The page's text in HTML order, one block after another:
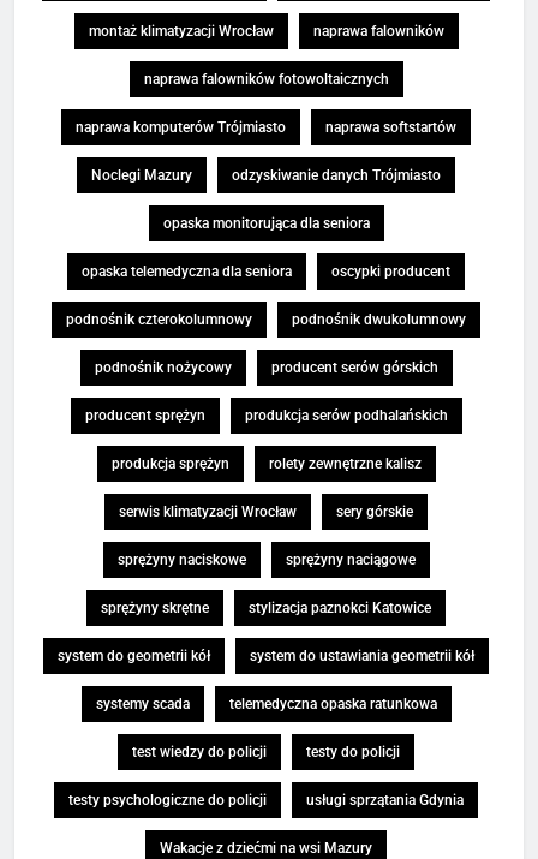
montaż klimatyzacji Wrocław naprawa falowników
naprawa falowników fotowoltaicznych
naprawa komputerów Trójmiasto naprawa softstartów
Noclegi Mazury odzyskiwanie danych Trójmiasto
opaska monitorująca dla seniora
opaska telemedyczna dla seniora oscypki producent
podnośnik czterokolumnowy podnośnik dwukolumnowy
podnośnik nożycowy producent serów górskich
producent sprężyn produkcja serów podhalańskich
produkcja sprężyn rolety zewnętrzne kalisz
serwis klimatyzacji Wrocław sery górskie
sprężyny naciskowe sprężyny naciągowe
sprężyny skrętne stylizacja paznokci Katowice
system do geometrii kół system do ustawiania geometrii kół
systemy scada telemedyczna opaska ratunkowa
test wiedzy do policji testy do policji
testy psychologiczne do policji usługi sprzątania Gdynia
Wakacje z dziećmi na wsi Mazury